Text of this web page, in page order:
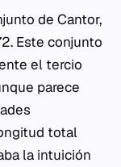
de Cantor,
Este conjunto
el tercio
parece
total
la intuición